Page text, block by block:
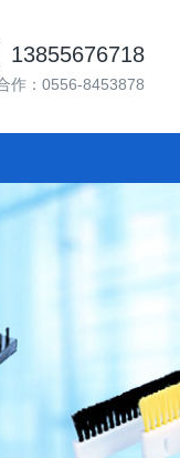
13855676718
作：0556-8453878